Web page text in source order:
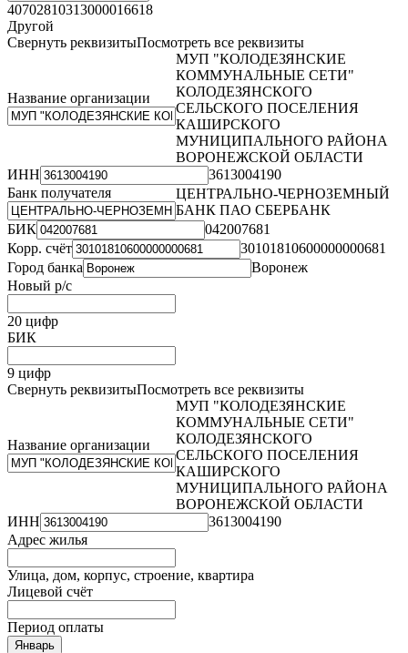
40702810313000016618
Другой
Свернуть реквизитыПосмотреть все реквизиты
Название организации
МУП "КОЛОДЕЗЯНСКИЕ
КОММУНАЛЬНЫЕ СЕТИ"
КОЛОДЕЗЯНСКОГО
СЕЛЬСКОГО ПОСЕЛЕНИЯ
КАШИРСКОГО
МУНИЦИПАЛЬНОГО РАЙОНА
ВОРОНЕЖСКОЙ ОБЛАСТИ
ИНН
3613004190
Банк получателя
ЦЕНТРАЛЬНО-ЧЕРНОЗЕМНЫЙ
БАНК ПАО СБЕРБАНК
БИК
042007681
Корр. счёт
30101810600000000681
Город банка
Воронеж
Новый р/с
20 цифр
БИК
9 цифр
Свернуть реквизитыПосмотреть все реквизиты
Название организации
МУП "КОЛОДЕЗЯНСКИЕ
КОММУНАЛЬНЫЕ СЕТИ"
КОЛОДЕЗЯНСКОГО
СЕЛЬСКОГО ПОСЕЛЕНИЯ
КАШИРСКОГО
МУНИЦИПАЛЬНОГО РАЙОНА
ВОРОНЕЖСКОЙ ОБЛАСТИ
ИНН
3613004190
Адрес жилья
Улица, дом, корпус, строение, квартира
Лицевой счёт
Период оплаты
Январь